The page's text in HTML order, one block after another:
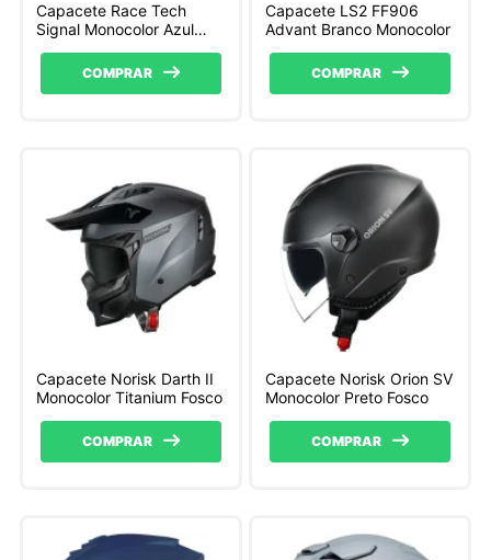
Capacete Race Tech
Signal Monocolor Azul
COMPRAR
Capacete LS2 FF906
Advant Branco Monocolor
COMPRAR
Capacete Norisk Darth II
Monocolor Titanium Fosco
COMPRAR
Capacete Norisk Orion SV
Monocolor Preto Fosco
COMPRAR